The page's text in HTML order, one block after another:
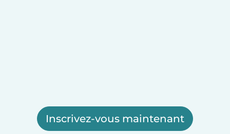
Inscrivez-vous maintenant